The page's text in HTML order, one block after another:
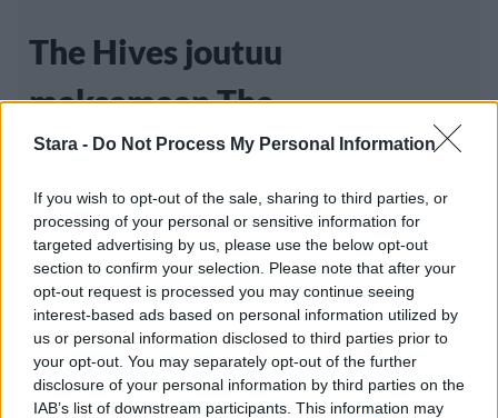
Stara - Do Not Process My Personal Information
If you wish to opt-out of the sale, sharing to third parties, or
processing of your personal or sensitive information for
targeted advertising by us, please use the below opt-out
section to confirm your selection. Please note that after your
opt-out request is processed you may continue seeing
interest-based ads based on personal information utilized by
us or personal information disclosed to third parties prior to
your opt-out. You may separately opt-out of the further
disclosure of your personal information by third parties on the
IAB’s list of downstream participants. This information may
The Hives joutuu
maksamaan The
Cardigansille miljoonia
Ruotsalainen punk-vaikutteinen rokkibändi
The Hives on tuomittu maksamaan
kevyempää pop-rockia